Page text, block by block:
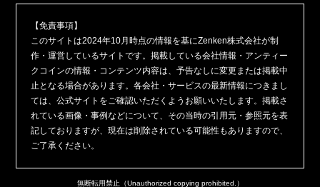
【免責事項】
このサイトは2024年10月時点の情報を基にZenken株式会社が制
作・運営しているサイトです。掲載している会社情報・アンティー
クコインの情報・コンテンツ内容は、予告なしに変更または掲載中
止となる場合があります。各会社・サービスの最新情報につきまし
ては、公式サイトをご確認いただくようお願いいたします。掲載さ
れている画像・事例などについて、その当時の引用元・参照元を表
記しておりますが、現在は削除されている可能性もありますので、
ご了承ください。
無断転用禁止（Unauthorized copying prohibited.）